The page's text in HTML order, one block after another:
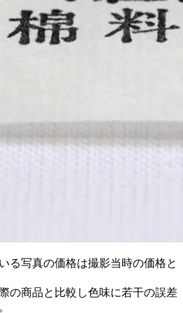
る写真の価格は撮影当時の価格と
の商品と比較し色味に若干の誤差